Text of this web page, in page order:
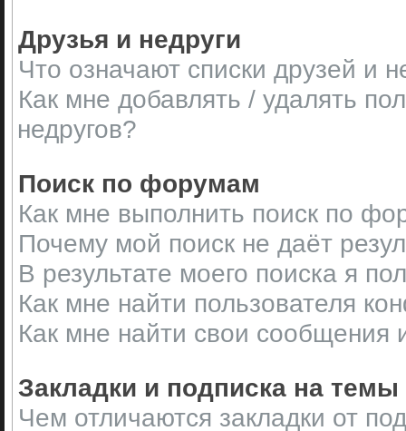
Друзья и недруги
Что означают списки друзей и
Как мне добавлять / удалять
недругов?
Поиск по форумам
Как мне выполнить поиск по
Почему мой поиск не даёт
В результате моего поиска я
Как мне найти пользователя
Как мне найти свои
Закладки и подписка на темы
Чем отличаются закладки от